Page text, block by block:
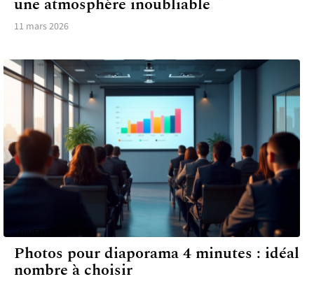
11 mars 2026
DIVERTISSEMENT
Photos pour diaporama 4 minutes : idéal
nombre à choisir